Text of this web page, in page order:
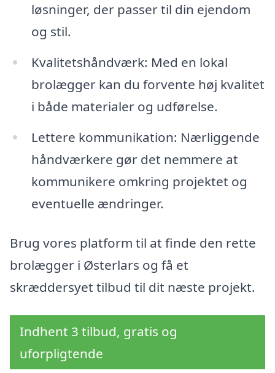
løsninger, der passer til din ejendom
og stil.
Kvalitetshåndværk: Med en lokal
brolægger kan du forvente høj kvalitet
i både materialer og udførelse.
Lettere kommunikation: Nærliggende
håndværkere gør det nemmere at
kommunikere omkring projektet og
eventuelle ændringer.
Brug vores platform til at finde den rette
brolægger i Østerlars og få et
skræddersyet tilbud til dit næste projekt.
Indhent 3 tilbud, gratis og
uforpligtende